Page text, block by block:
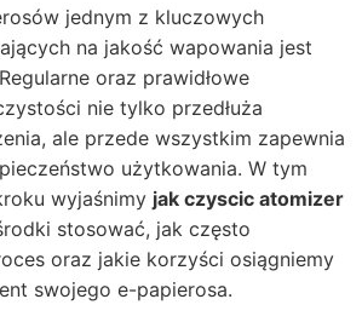
jednym z kluczowych
na jakość wapowania jest
oraz prawidłowe
nie tylko przedłuża
ale przede wszystkim zapewnia
użytkowania. W tym
wyjaśnimy jak czyscic atomizer
stosować, jak często
oraz jakie korzyści osiągniemy
swojego e-papierosa.